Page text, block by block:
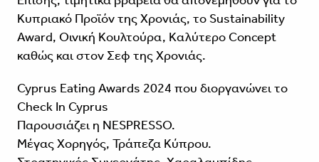
Κυπριακό Προϊόν της Χρονιάς, το Sustainability
Award, Οινική Κουλτούρα, Καλύτερο Concept
καθώς και στον Σεφ της Χρονιάς.
Cyprus Eating Awards 2024 που διοργανώνει το
Check In Cyprus
Παρουσιάζει η NESPRESSO.
Μέγας Χορηγός, Τράπεζα Κύπρου.